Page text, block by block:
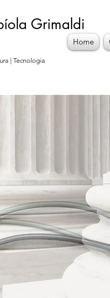
Grimaldi
| Tecnologia
Home